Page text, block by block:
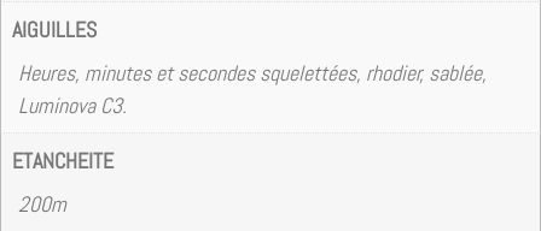
AIGUILLES
Heures, minutes et secondes squelettées, rhodier, sablée,
Luminova C3.
ETANCHEITE
200m